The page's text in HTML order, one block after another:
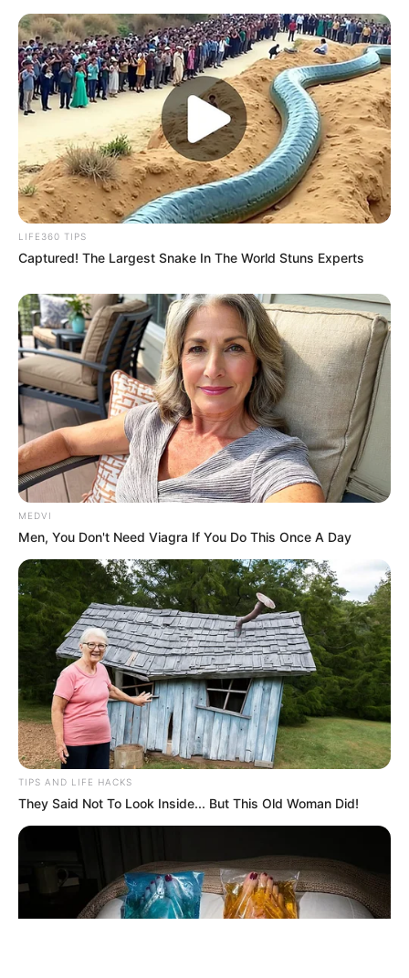
TAGS
ΔΡΟΜΟΣ
ΧΑΛΚΙΔΑ ΝΕΑ
ΤΑΥΤΟΤΗΤΑ ΚΑΙ ΕΠΙΚΟΙΝΩΝΙΑ ΟΡΟΙ ΧΡΗΣΗΣ
© 2025 EVIANEWS του Γιώργου Κουτσελίνη
LIFE360 TIPS
Captured! The Largest Snake In The World Stuns Experts
MEDVI
Men, You Don't Need Viagra If You Do This Once A Day
TIPS AND LIFE HACKS
They Said Not To Look Inside... But This Old Woman Did!